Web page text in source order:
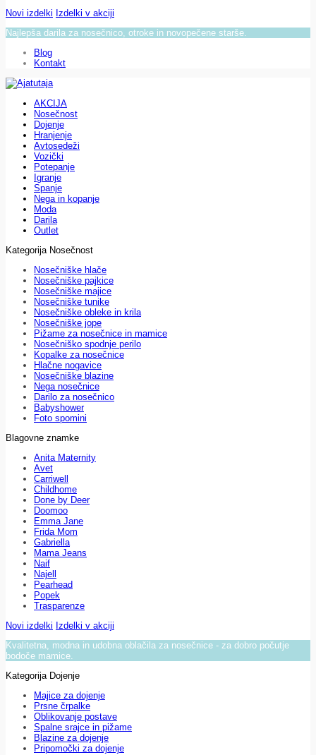
Novi izdelki Izdelki v akciji
Najlepša darila za nosečnico, otroke in novopečene starše.
Blog
Kontakt
AKCIJA
Nosečnost
Dojenje
Hranjenje
Avtosedeži
Vozički
Potepanje
Igranje
Spanje
Nega in kopanje
Moda
Darila
Outlet
Kategorija Nosečnost
Nosečniške hlače
Nosečniške pajkice
Nosečniške majice
Nosečniške tunike
Nosečniške obleke in krila
Nosečniške jope
Pižame za nosečnice in mamice
Nosečniško spodnje perilo
Kopalke za nosečnice
Hlačne nogavice
Nosečniške blazine
Nega nosečnice
Darilo za nosečnico
Babyshower
Foto spomini
Blagovne znamke
Anita Maternity
Avet
Carriwell
Childhome
Done by Deer
Doomoo
Emma Jane
Frida Mom
Gabriella
Mama Jeans
Naif
Najell
Pearhead
Popek
Trasparenze
Novi izdelki Izdelki v akciji
Kvalitetna, modna in udobna oblačila za nosečnice - za dobro počutje
bodoče mamice.
Kategorija Dojenje
Majice za dojenje
Prsne črpalke
Oblikovanje postave
Spalne srajce in pižame
Blazine za dojenje
Pripomočki za dojenje